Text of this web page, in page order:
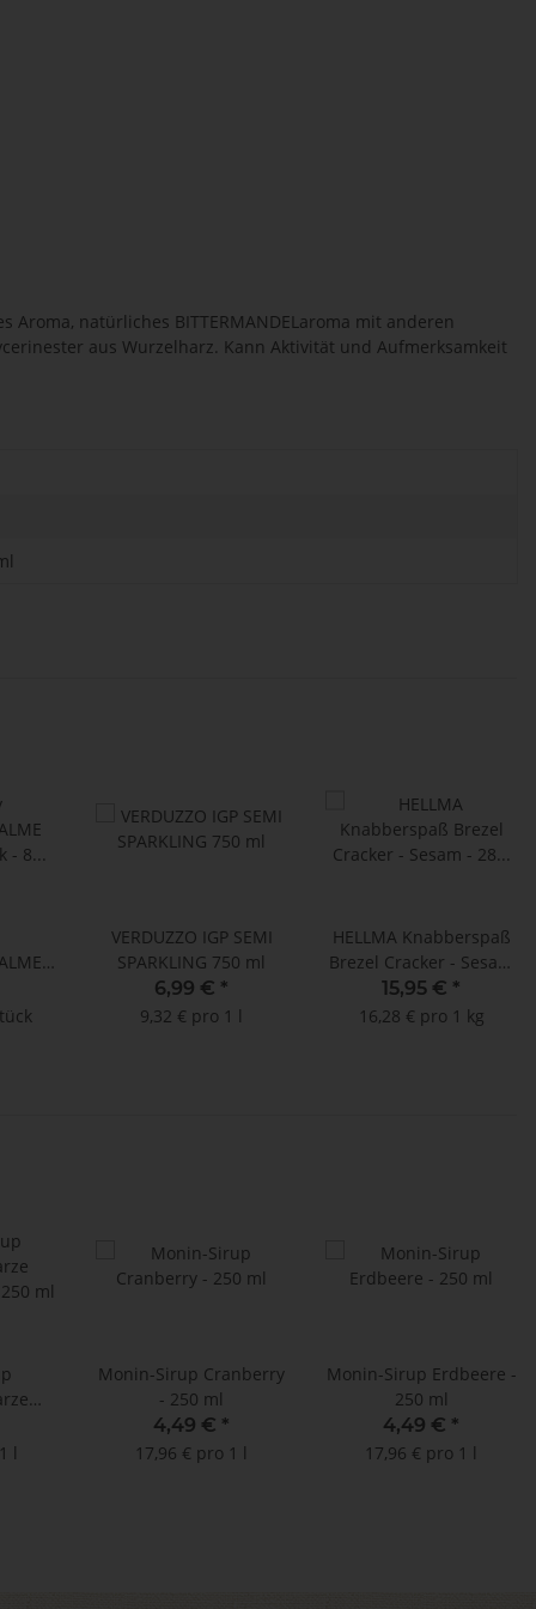
natürliches BITTERMANDELaroma mit anderen
aus Wurzelharz. Kann Aktivität und Aufmerksamkeit
8 mm
VERDUZZO IGP SEMI
SPARKLING 750 ml
6,99 € *
9,32 € pro 1 l
HELLMA Knabberspaß
Brezel Cracker - Sesam
- 28 Portionen x 35 g
15,95 € *
16,28 € pro 1 kg
ml
l
Monin-Sirup Cranberry
- 250 ml
4,49 € *
17,96 € pro 1 l
Monin-Sirup Erdbeere -
250 ml
4,49 € *
17,96 € pro 1 l